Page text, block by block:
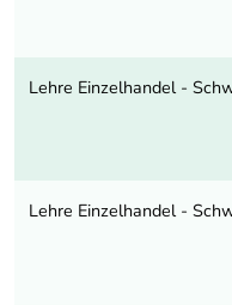
Lehre Einzelhandel -
Lehre Einzelhandel -